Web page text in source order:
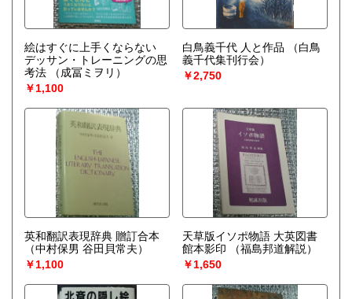
絵はすぐに上手くならない
デッサン・トレーニングの思
考法
（成冨ミヲリ）
￥1,100
白鳥義千代 人と作品
（白鳥
義千代集刊行会）
￥2,750
英和翻訳表現辞典 贈訂合本
（中村保男 谷田貝常夫）
￥1,100
天草版イソポ物語 大英図書
館本影印
（福島邦道解説）
￥1,650